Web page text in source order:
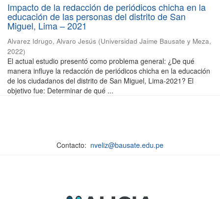
Impacto de la redacción de periódicos chicha en la
educación de las personas del distrito de San
Miguel, Lima – 2021
Alvarez Idrugo, Alvaro Jesús (Universidad Jaime Bausate y Meza,
2022)
El actual estudio presentó como problema general: ¿De qué
manera influye la redacción de periódicos chicha en la educación
de los ciudadanos del distrito de San Miguel, Lima-2021? El
objetivo fue: Determinar de qué ...
Contacto: nveliz@bausate.edu.pe